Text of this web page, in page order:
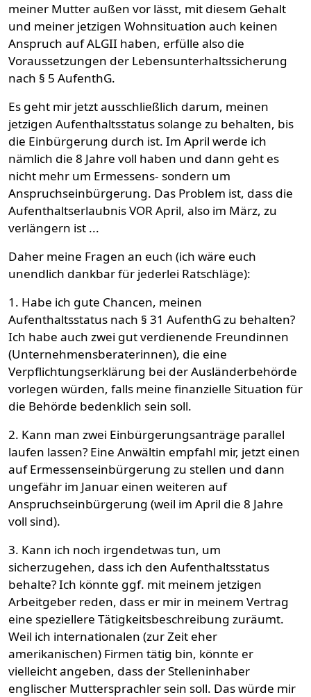
meiner Mutter außen vor lässt, mit diesem Gehalt
und meiner jetzigen Wohnsituation auch keinen
Anspruch auf ALGII haben, erfülle also die
Voraussetzungen der Lebensunterhaltssicherung
nach § 5 AufenthG.
Es geht mir jetzt ausschließlich darum, meinen
jetzigen Aufenthaltsstatus solange zu behalten, bis
die Einbürgerung durch ist. Im April werde ich
nämlich die 8 Jahre voll haben und dann geht es
nicht mehr um Ermessens- sondern um
Anspruchseinbürgerung. Das Problem ist, dass die
Aufenthaltserlaubnis VOR April, also im März, zu
verlängern ist ...
Daher meine Fragen an euch (ich wäre euch
unendlich dankbar für jederlei Ratschläge):
1. Habe ich gute Chancen, meinen
Aufenthaltsstatus nach § 31 AufenthG zu behalten?
Ich habe auch zwei gut verdienende Freundinnen
(Unternehmensberaterinnen), die eine
Verpflichtungserklärung bei der Ausländerbehörde
vorlegen würden, falls meine finanzielle Situation für
die Behörde bedenklich sein soll.
2. Kann man zwei Einbürgerungsanträge parallel
laufen lassen? Eine Anwältin empfahl mir, jetzt einen
auf Ermessenseinbürgerung zu stellen und dann
ungefähr im Januar einen weiteren auf
Anspruchseinbürgerung (weil im April die 8 Jahre
voll sind).
3. Kann ich noch irgendetwas tun, um
sicherzugehen, dass ich den Aufenthaltsstatus
behalte? Ich könnte ggf. mit meinem jetzigen
Arbeitgeber reden, dass er mir in meinem Vertrag
eine speziellere Tätigkeitsbeschreibung zuräumt.
Weil ich internationalen (zur Zeit eher
amerikanischen) Firmen tätig bin, könnte er
vielleicht angeben, dass der Stelleninhaber
englischer Muttersprachler sein soll. Das würde mir